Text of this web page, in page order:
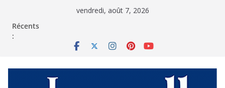
vendredi, août 7, 2026
Récents
: